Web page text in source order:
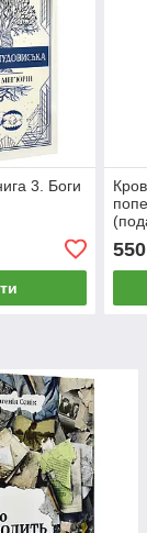
3. Боги
Кров
550